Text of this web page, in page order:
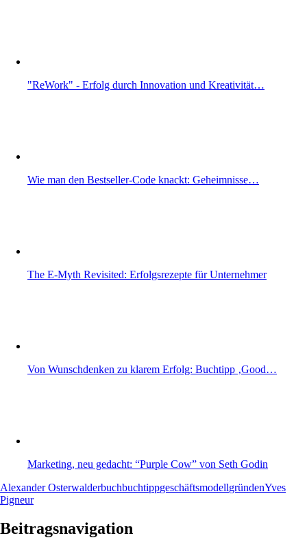
"ReWork" - Erfolg durch Innovation und Kreativität…
Wie man den Bestseller-Code knackt: Geheimnisse…
The E-Myth Revisited: Erfolgsrezepte für Unternehmer
Von Wunschdenken zu klarem Erfolg: Buchtipp ‚Good…
Marketing, neu gedacht: “Purple Cow” von Seth Godin
Alexander OsterwalderbuchbuchtippgeschäftsmodellgründenYves
Pigneur
Beitragsnavigation